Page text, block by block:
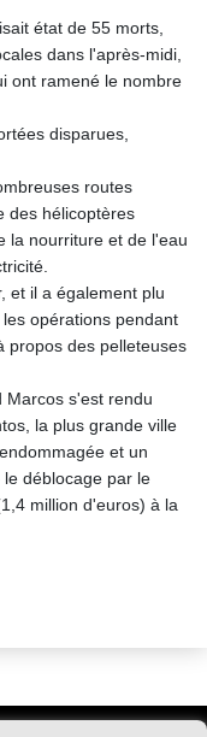
état de 55 morts,
dans l'après-midi,
ont ramené le nombre
disparues,
routes
des hélicoptères
la nourriture et de l'eau
et il a également plu
opérations pendant
propos des pelleteuses
Marcos s'est rendu
la plus grande ville
et un
déblocage par le
million d'euros) à la